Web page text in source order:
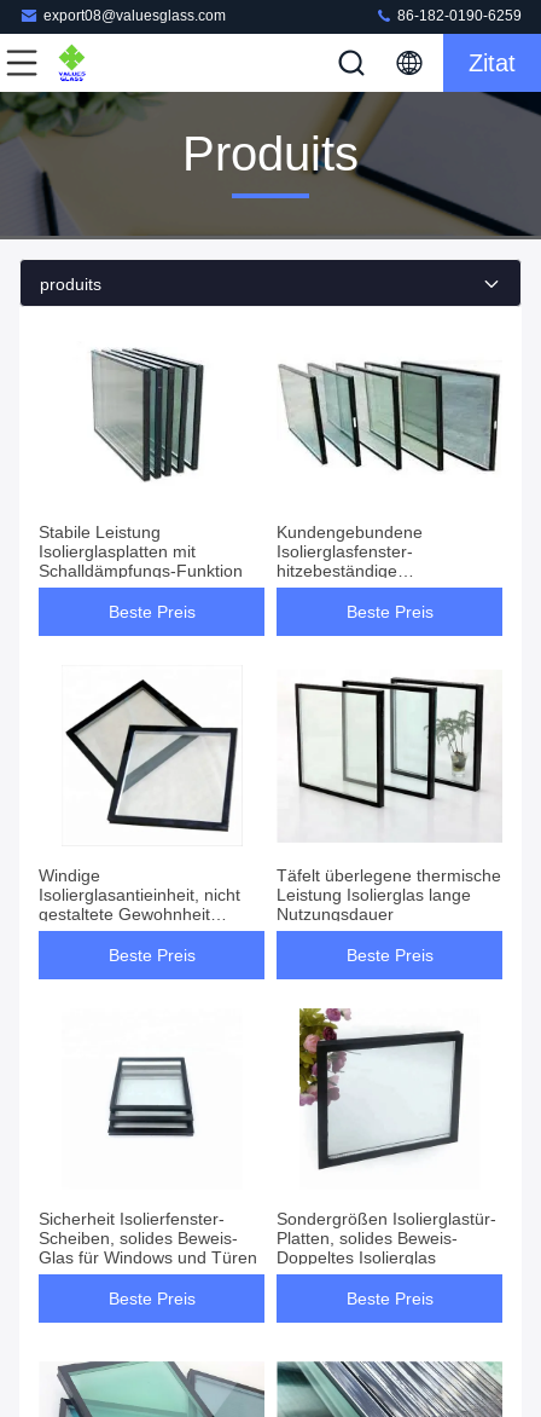
export08@valuesglass.com 86-182-0190-6259
Zitat
Produits
produits
Stabile Leistung
Isolierglasplatten mit
Schalldämpfungs-Funktion
Beste Preis
Kundengebundene
Isolierglasfenster-
hitzebeständige
energiesparende
GlasfassadeBeste Preis
Windige
Isolierglasantieinheit, nicht
gestaltete Gewohnheit
Isolierglasscheiben
Beste Preis
Täfelt überlegene thermische
Leistung Isolierglas lange
Nutzungsdauer
Beste Preis
Sicherheit Isolierfenster-
Scheiben, solides Beweis-
Glas für Windows und Türen
Beste Preis
Sondergrößen Isolierglastür-
Platten, solides Beweis-
Doppeltes Isolierglas
Beste Preis